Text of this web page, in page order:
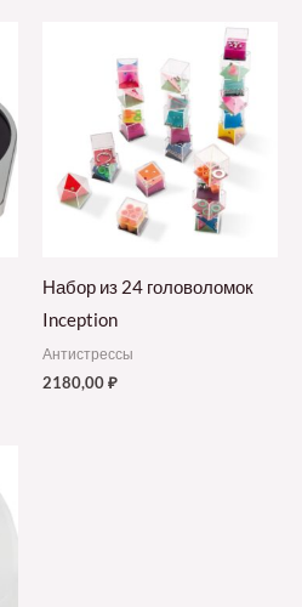
Набор из 24 головоломок
Inception
Антистрессы
2180,00₽